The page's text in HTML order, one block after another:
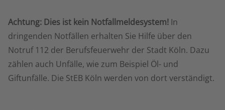
Achtung: Dies ist kein Notfallmeldesystem! In
dringenden Notfällen erhalten Sie Hilfe über den
Notruf 112 der Berufsfeuerwehr der Stadt Köln. Dazu
zählen auch Unfälle, wie zum Beispiel Öl- und
Giftunfälle. Die StEB Köln werden von dort verständigt.